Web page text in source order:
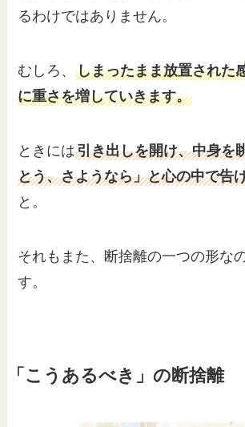
るわけではありません。
むしろ、しまったまま放置された
に重さを増していきます。
ときには引き出しを開け、中身を
とう、さようなら」と心の中で告
と。
それもまた、断捨離の一つの形な
す。
「こうあるべき」の断捨離